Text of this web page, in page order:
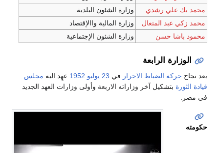
رشدي
وزارة الشئون البلدية
المتعال
وزارة المالية واالإقتصاد
حسن
وزارة الشئون الإجتماعية
الرابعة
الضباط الاحرار في23 يوليو 1952 عهِد اليه مجلس
بتشكيل آخر وزاراته الاربعة وأولى وزارات العهد الجديد